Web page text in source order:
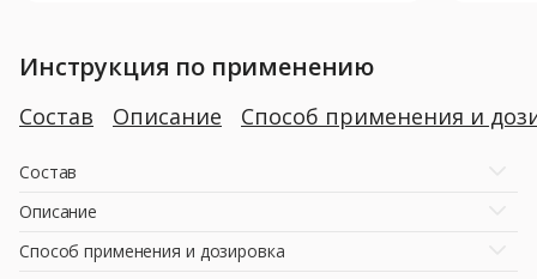
Инструкция по применению
Состав Описание Способ применения и
Состав
Описание
Способ применения и дозировка